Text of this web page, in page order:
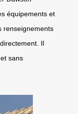
équipements et
renseignements
Il
sans